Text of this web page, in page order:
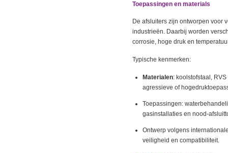
Toepassingen en materials
De afsluiters zijn ontworpen voor
industrieën. Daarbij worden
corrosie, hoge druk en
Typische kenmerken:
Materialen: koolstofstaal,
agressieve of
Toepassingen:
gasinstallaties en
Ontwerp volgens
veiligheid en compatibiliteit.